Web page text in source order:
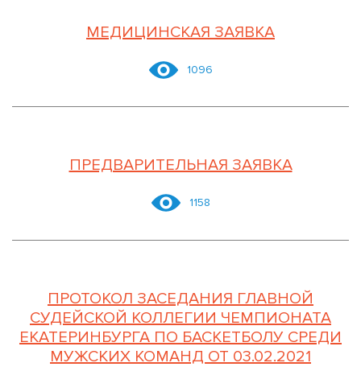
МЕДИЦИНСКАЯ ЗАЯВКА
1096
ПРЕДВАРИТЕЛЬНАЯ ЗАЯВКА
1158
ПРОТОКОЛ ЗАСЕДАНИЯ ГЛАВНОЙ
СУДЕЙСКОЙ КОЛЛЕГИИ ЧЕМПИОНАТА
ЕКАТЕРИНБУРГА ПО БАСКЕТБОЛУ СРЕДИ
МУЖСКИХ КОМАНД ОТ 03.02.2021